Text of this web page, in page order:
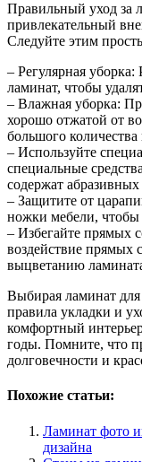
Правильный уход за
привлекательный
Следуйте этим
– Регулярная уборка:
ламинат, чтобы
– Влажная уборка:
хорошо отжатой от
большого
– Используйте
специальные
содержат
– Защитите от
ножки мебели, чтобы
– Избегайте прямых
воздействие прямых
выцветанию
Выбирая ламинат
правила укладки и
комфортный
годы. Помните, что
долговечности и
Похожие статьи:
Ламинат фото
дизайна